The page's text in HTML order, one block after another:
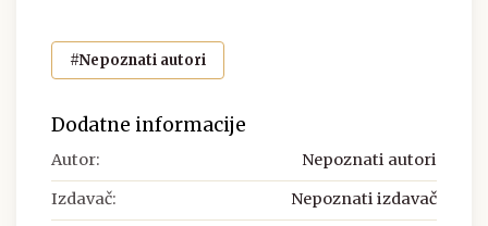
#Nepoznati autori
Dodatne informacije
Autor: Nepoznati autori
Izdavač: Nepoznati izdavač